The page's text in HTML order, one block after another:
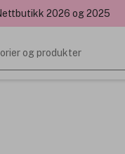
2026 og 2025
og produkter